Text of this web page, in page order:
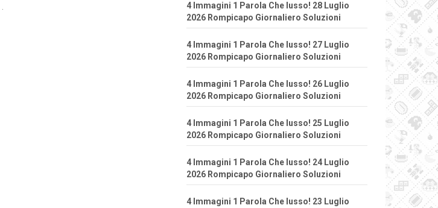
4 Immagini 1 Parola Che lusso! 28 Luglio
2026 Rompicapo Giornaliero Soluzioni
4 Immagini 1 Parola Che lusso! 27 Luglio
2026 Rompicapo Giornaliero Soluzioni
4 Immagini 1 Parola Che lusso! 26 Luglio
2026 Rompicapo Giornaliero Soluzioni
4 Immagini 1 Parola Che lusso! 25 Luglio
2026 Rompicapo Giornaliero Soluzioni
4 Immagini 1 Parola Che lusso! 24 Luglio
2026 Rompicapo Giornaliero Soluzioni
4 Immagini 1 Parola Che lusso! 23 Luglio